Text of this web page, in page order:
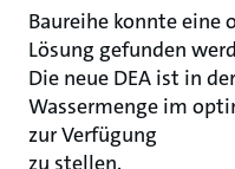
Baureihe konnte eine
Lösung gefunden
Die neue DEA ist in
Wassermenge im
zur Verfügung
zu stellen.